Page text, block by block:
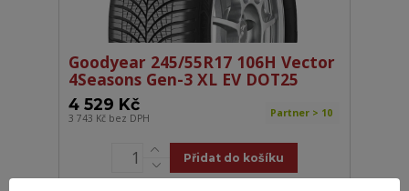
Goodyear 245/55R17 106H Vector
4Seasons Gen-3 XL EV DOT25
4 529 Kč
3 743 Kč bez DPH Partner > 10
Přidat do košíku